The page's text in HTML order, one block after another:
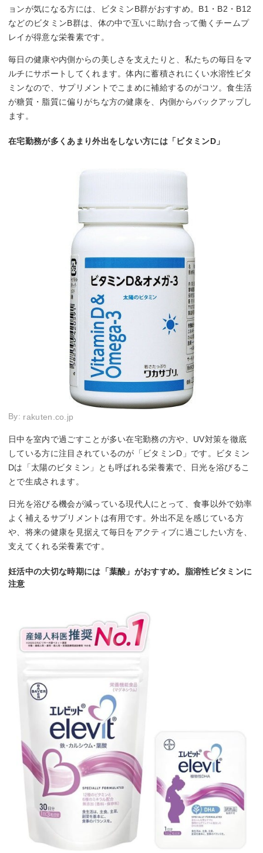
ョンが気になる方には、ビタミンB群がおすすめ。B1・B2・B12
などのビタミンB群は、体の中で互いに助け合って働くチームプ
レイが得意な栄養素です。
毎日の健康や内側からの美しさを支えたりと、私たちの毎日をマ
ルチにサポートしてくれます。体内に蓄積されにくい水溶性ビタ
ミンなので、サプリメントでこまめに補給するのがコツ。食生活
が糖質・脂質に偏りがちな方の健康を、内側からバックアップし
ます。
在宅勤務が多くあまり外出をしない方には「ビタミンD」
By: rakuten.co.jp
日中を室内で過ごすことが多い在宅勤務の方や、UV対策を徹底
している方に注目されているのが「ビタミンD」です。ビタミン
Dは「太陽のビタミン」とも呼ばれる栄養素で、日光を浴びるこ
とで生成されます。
日光を浴びる機会が減っている現代人にとって、食事以外で効率
よく補えるサプリメントは有用です。外出不足を感じている方
や、将来の健康を見据えて毎日をアクティブに過ごしたい方を、
支えてくれる栄養素です。
妊活中の大切な時期には「葉酸」がおすすめ。脂溶性ビタミンに
注意